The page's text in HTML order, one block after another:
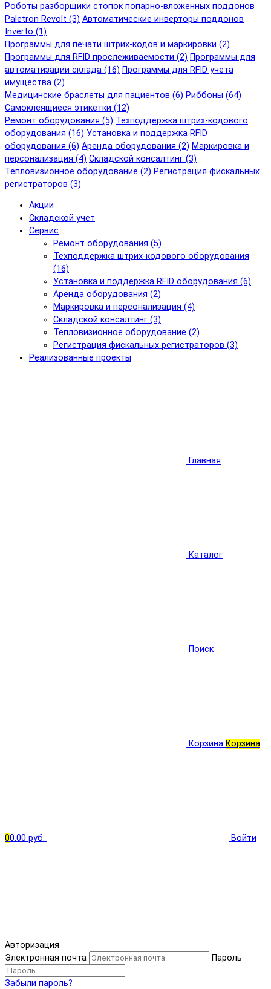
Роботы разборщики стопок попарно-вложенных поддонов
Paletron Revolt (3) Автоматические инверторы поддонов
Inverto (1)
Программы для печати штрих-кодов и маркировки (2)
Программы для RFID прослеживаемости (2) Программы для
автоматизации склада (16) Программы для RFID учета
имущества (2)
Медицинские браслеты для пациентов (6) Риббоны (64)
Самоклеящиеся этикетки (12)
Ремонт оборудования (5) Техподдержка штрих-кодового
оборудования (16) Установка и поддержка RFID
оборудования (6) Аренда оборудования (2) Маркировка и
персонализация (4) Складской консалтинг (3)
Тепловизионное оборудование (2) Регистрация фискальных
регистраторов (3)
Акции
Складской учет
Сервис
Ремонт оборудования (5)
Техподдержка штрих-кодового оборудования
(16)
Установка и поддержка RFID оборудования (6)
Аренда оборудования (2)
Маркировка и персонализация (4)
Складской консалтинг (3)
Тепловизионное оборудование (2)
Регистрация фискальных регистраторов (3)
Реализованные проекты
Главная
Каталог
Поиск
Корзина Корзина
00.00 руб. Войти
Авторизация
Электронная почта
Пароль
Забыли пароль?